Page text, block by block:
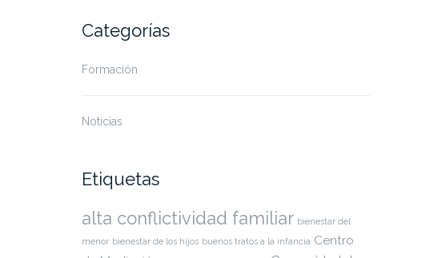
Categorías
Formación
Noticias
Etiquetas
alta conflictividad familiar bienestar del
menor bienestar de los hijos buenos tratos a la infancia Centro